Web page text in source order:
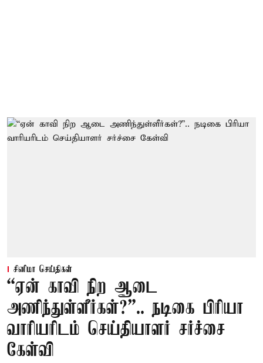
சினிமா செய்திகள்
“ஏன் காவி நிற ஆடை
அணிந்துள்ளீர்கள்?”.. நடிகை பிரியா
வாரியரிடம் செய்தியாளர் சர்ச்சை
கேள்வி